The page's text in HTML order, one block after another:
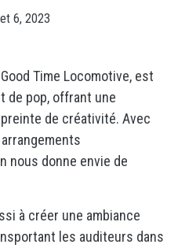
6, 2023
Time Locomotive, est
de pop, offrant une
de créativité. Avec
nous donne envie de
à créer une ambiance
les auditeurs dans